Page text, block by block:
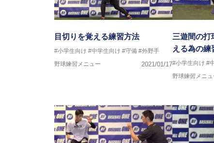
目切りを覚える練習方法
#小学生向け #中学生向け #守備 #外野手
野球練習メニュー
2021/01/17
三遊間の打
える為の練
#小学生向け #
野球練習メニュ